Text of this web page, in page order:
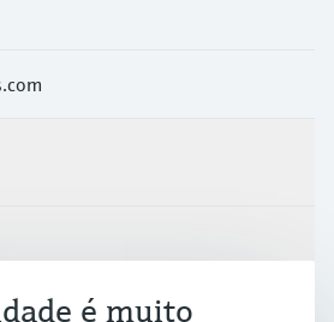
é muito